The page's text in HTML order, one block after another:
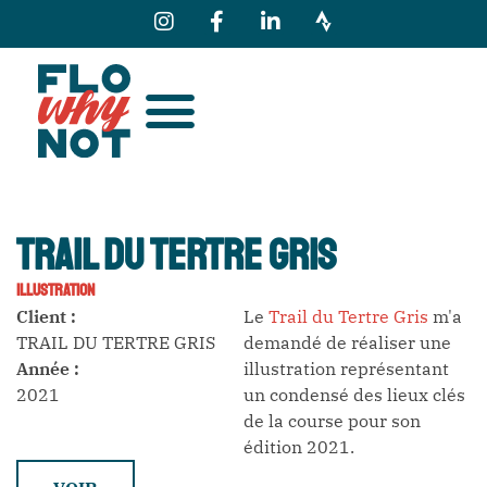
TRAIL DU TERTRE GRIS
ILLUSTRATION
Client :
TRAIL DU TERTRE GRIS
Année :
2021
Le Trail du Tertre Gris m'a
demandé de réaliser une
illustration représentant
un condensé des lieux clés
de la course pour son
édition 2021.